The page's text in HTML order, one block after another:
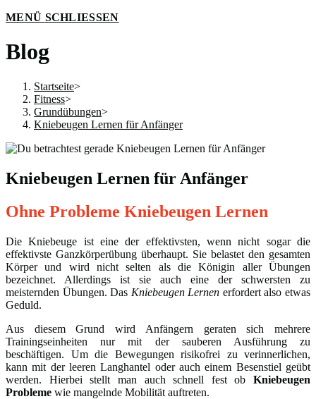
MENÜ SCHLIESSEN
Blog
Startseite>
Fitness>
Grundübungen>
Kniebeugen Lernen für Anfänger
Kniebeugen Lernen für Anfänger
Ohne Probleme Kniebeugen Lernen
Die Kniebeuge ist eine der effektivsten, wenn nicht sogar die
effektivste Ganzkörperübung überhaupt. Sie belastet den gesamten
Körper und wird nicht selten als die Königin aller Übungen
bezeichnet. Allerdings ist sie auch eine der schwersten zu
meisternden Übungen. Das Kniebeugen Lernen erfordert also etwas
Geduld.
Aus diesem Grund wird Anfängern geraten sich mehrere
Trainingseinheiten nur mit der sauberen Ausführung zu
beschäftigen. Um die Bewegungen risikofrei zu verinnerlichen,
kann mit der leeren Langhantel oder auch einem Besenstiel geübt
werden. Hierbei stellt man auch schnell fest ob Kniebeugen
Probleme wie mangelnde Mobilität auftreten.